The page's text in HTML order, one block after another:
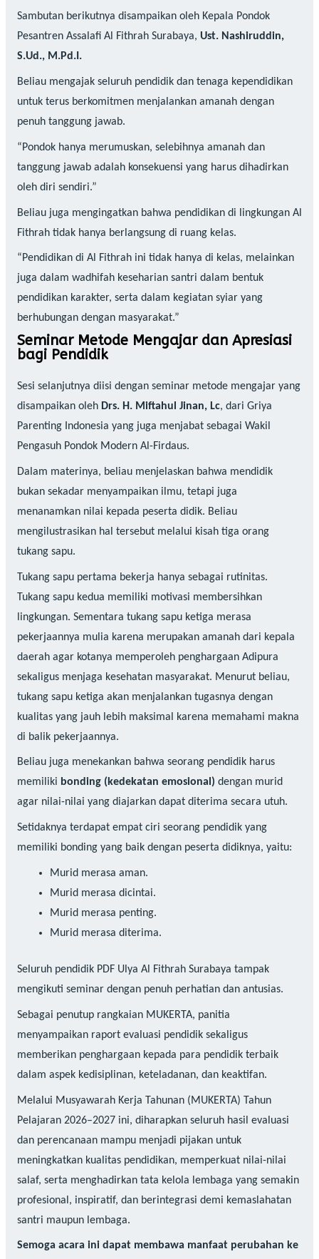
Sambutan berikutnya disampaikan oleh Kepala Pondok
Pesantren Assalafi Al Fithrah Surabaya, Ust. Nashiruddin,
S.Ud., M.Pd.I.
Beliau mengajak seluruh pendidik dan tenaga kependidikan
untuk terus berkomitmen menjalankan amanah dengan
penuh tanggung jawab.
“Pondok hanya merumuskan, selebihnya amanah dan
tanggung jawab adalah konsekuensi yang harus dihadirkan
oleh diri sendiri.”
Beliau juga mengingatkan bahwa pendidikan di lingkungan Al
Fithrah tidak hanya berlangsung di ruang kelas.
“Pendidikan di Al Fithrah ini tidak hanya di kelas, melainkan
juga dalam wadhifah keseharian santri dalam bentuk
pendidikan karakter, serta dalam kegiatan syiar yang
berhubungan dengan masyarakat.”
Seminar Metode Mengajar dan Apresiasi
bagi Pendidik
Sesi selanjutnya diisi dengan seminar metode mengajar yang
disampaikan oleh Drs. H. Miftahul Jinan, Lc, dari Griya
Parenting Indonesia yang juga menjabat sebagai Wakil
Pengasuh Pondok Modern Al-Firdaus.
Dalam materinya, beliau menjelaskan bahwa mendidik
bukan sekadar menyampaikan ilmu, tetapi juga
menanamkan nilai kepada peserta didik. Beliau
mengilustrasikan hal tersebut melalui kisah tiga orang
tukang sapu.
Tukang sapu pertama bekerja hanya sebagai rutinitas.
Tukang sapu kedua memiliki motivasi membersihkan
lingkungan. Sementara tukang sapu ketiga merasa
pekerjaannya mulia karena merupakan amanah dari kepala
daerah agar kotanya memperoleh penghargaan Adipura
sekaligus menjaga kesehatan masyarakat. Menurut beliau,
tukang sapu ketiga akan menjalankan tugasnya dengan
kualitas yang jauh lebih maksimal karena memahami makna
di balik pekerjaannya.
Beliau juga menekankan bahwa seorang pendidik harus
memiliki bonding (kedekatan emosional) dengan murid
agar nilai-nilai yang diajarkan dapat diterima secara utuh.
Setidaknya terdapat empat ciri seorang pendidik yang
memiliki bonding yang baik dengan peserta didiknya, yaitu:
Murid merasa aman.
Murid merasa dicintai.
Murid merasa penting.
Murid merasa diterima.
Seluruh pendidik PDF Ulya Al Fithrah Surabaya tampak
mengikuti seminar dengan penuh perhatian dan antusias.
Sebagai penutup rangkaian MUKERTA, panitia
menyampaikan raport evaluasi pendidik sekaligus
memberikan penghargaan kepada para pendidik terbaik
dalam aspek kedisiplinan, keteladanan, dan keaktifan.
Melalui Musyawarah Kerja Tahunan (MUKERTA) Tahun
Pelajaran 2026–2027 ini, diharapkan seluruh hasil evaluasi
dan perencanaan mampu menjadi pijakan untuk
meningkatkan kualitas pendidikan, memperkuat nilai-nilai
salaf, serta menghadirkan tata kelola lembaga yang semakin
profesional, inspiratif, dan berintegrasi demi kemaslahatan
santri maupun lembaga.
Semoga acara ini dapat membawa manfaat perubahan ke